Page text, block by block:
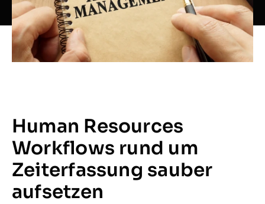
Human Resources
Workflows rund um
Zeiterfassung sauber
aufsetzen